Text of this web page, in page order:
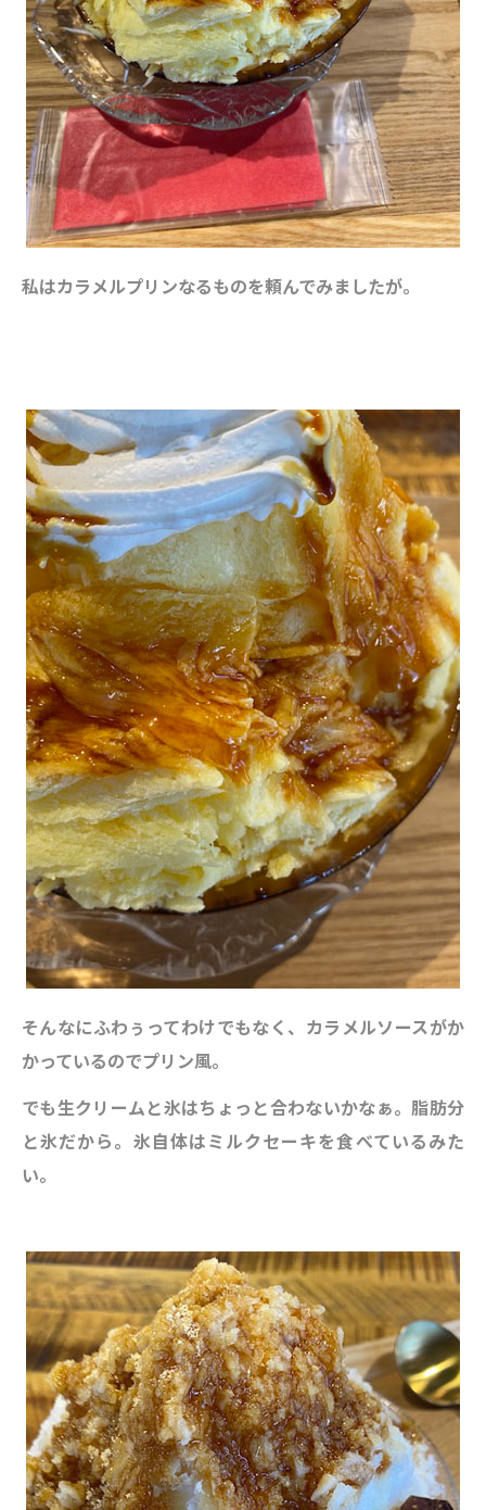
私はカラメルプリンなるものを頼んでみましたが。
そんなにふわぅってわけでもなく、カラメルソースがか
かっているのでプリン風。
でも生クリームと氷はちょっと合わないかなぁ。脂肪分
と氷だから。氷自体はミルクセーキを食べているみた
い。